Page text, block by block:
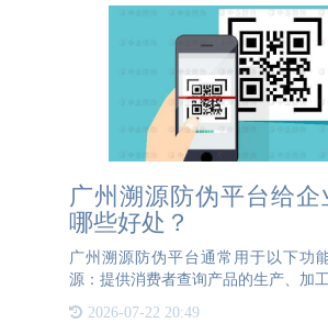
广州溯源防伪平台给企
哪些好处？
广州溯源防伪平台通常用于以下功
源：提供消费者查询产品的生产、加
等环节的信息，验证产品的真实性和
伪验证：通过扫描产品包装上的防伪
2026-07-22 20:49